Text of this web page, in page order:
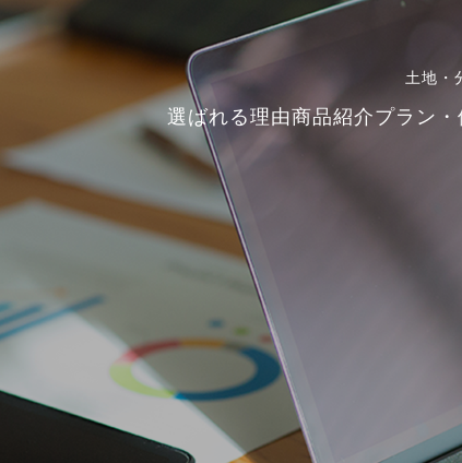
土地・
選ばれる理由商品紹介プラン